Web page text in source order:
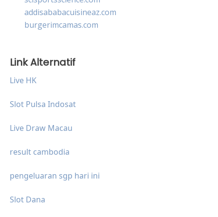
addisababacuisineaz.com
burgerimcamas.com
Link Alternatif
Live HK
Slot Pulsa Indosat
Live Draw Macau
result cambodia
pengeluaran sgp hari ini
Slot Dana